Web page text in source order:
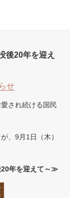
後20年を迎え
せ
され続ける国民
、9月1日（木）
20年を迎えて～≫